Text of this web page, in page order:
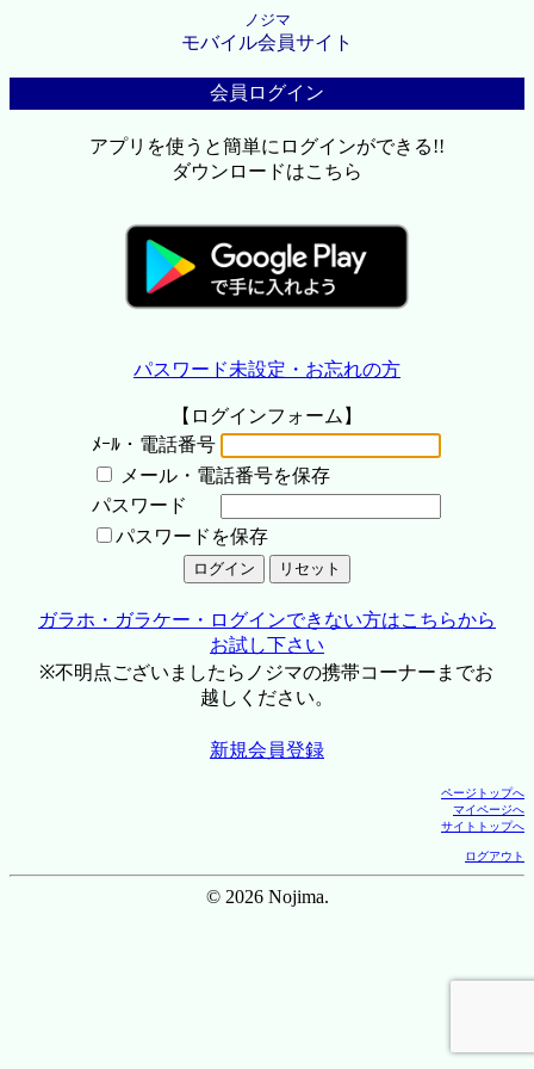
ノジマ
モバイル会員サイト
会員ログイン
アプリを使うと簡単にログインができる!!
ダウンロードはこちら
パスワード未設定・お忘れの方
【ログインフォーム】
ﾒｰﾙ・電話番号
メール・電話番号を保存
パスワード
パスワードを保存
ガラホ・ガラケー・ログインできない方はこちらから
お試し下さい
※不明点ございましたらノジマの携帯コーナーまでお
越しください。
新規会員登録
ページトップへ
マイページへ
サイトトップへ
ログアウト
© 2026 Nojima.